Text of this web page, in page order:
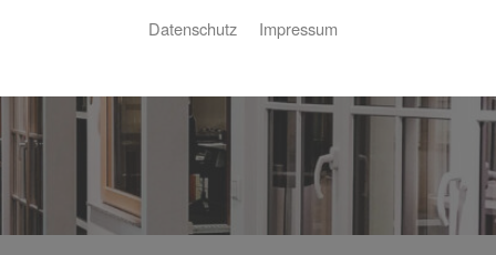
Datenschutz Impressum